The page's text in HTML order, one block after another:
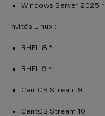
Windows Server 2025 *
Invités Linux :
RHEL 8 *
RHEL 9 *
CentOS Stream 9
CentOS Stream 10